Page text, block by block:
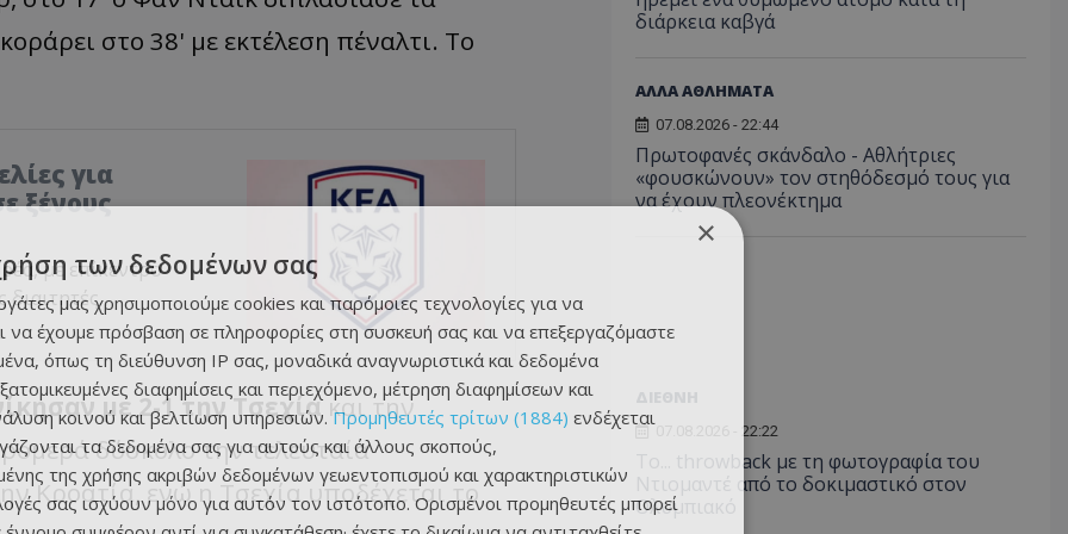
στο 38' με εκτέλεση πέναλτι. Το
για
ξένους
με επίκεντρο
με 2-1 την Τσεχίακαι την
δύσκολο την τελευταία
Κροατία, ενώ η Τσεχία υποδέχεται το
διάρκεια καβγά
ΑΛΛΑ ΑΘΛΗΜΑΤΑ
07.08.2026 - 22:44
Πρωτοφανές σκάνδαλο - Aθλήτριες
«φουσκώνουν» τον στηθόδεσμό τους για
να έχουν πλεονέκτημα
07.08.2026 - 22:22
Το... throwback με τη φωτογραφία του
Ντιομαντέ από το δοκιμαστικό στον
Ολυμπιακό
×
των δεδομένων σας
μας χρησιμοποιούμε cookies και παρόμοιες τεχνολογίες για να
να έχουμε πρόσβαση σε πληροφορίες στη συσκευή σας και να επεξεργαζόμαστε
όπως τη διεύθυνση IP σας, μοναδικά αναγνωριστικά και δεδομένα
διαφημίσεις και περιεχόμενο, μέτρηση διαφημίσεων και
κοινού και βελτίωση υπηρεσιών.Προμηθευτές τρίτων (1884) ενδέχεται
τα δεδομένα σας για αυτούς και άλλους σκοπούς,
της χρήσης ακριβών δεδομένων γεωεντοπισμού και χαρακτηριστικών
σας ισχύουν μόνο για αυτόν τον ιστότοπο. Ορισμένοι προμηθευτές μπορεί